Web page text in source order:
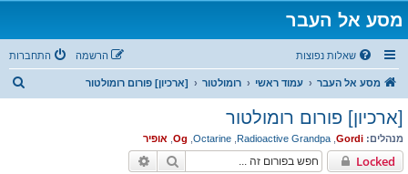
מסע אל העבר
שאלות נפוצות התחברות הרשמה
מסע אל העבר עמוד ראשי רומולטור [ארכיון] פורום רומולטור
ח
[ארכיון] פורום רומולטור
מנהלים: Gordi
,
Radioactive Grandpa
,
Octarine
,
Og
, אופיר
Locked חיפוש